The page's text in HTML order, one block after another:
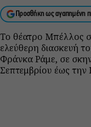
Προσθήκη ως αγαπημένη
Το θέατρο Μπέλλος
ελεύθερη διασκευή
Φράνκα Ράμε, σε
Σεπτεμβρίου έως